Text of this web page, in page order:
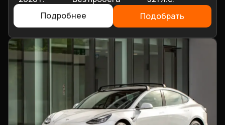
Подробнее
Подобрать